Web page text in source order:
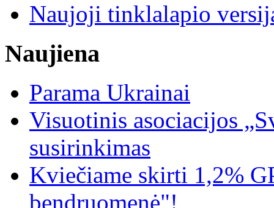
Naujoji tinklalapio
Naujiena
Parama Ukrainai
Visuotinis asociacijos
susirinkimas
Kviečiame skirti 1,2%
bendruomenė"!